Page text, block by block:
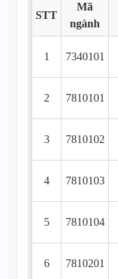
STT
Mã
ngành
1 7340101
2 7810101
3 7810102
4 7810103
5 7810104
6 7810201